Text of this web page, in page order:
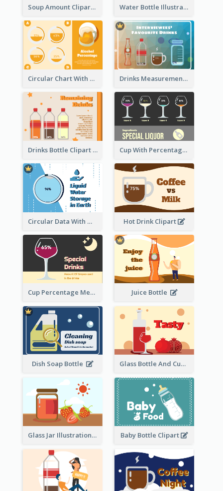
Soup Amount Clipart Water Bottle Illustration
Circular Chart With Comparison Drinks Measurement Illustration
Drinks Bottle Clipart Cup With Percentage Measurement
Circular Data With Water Flow Hot Drink Clipart
Cup Percentage Measurement Juice Bottle
Dish Soap Bottle Glass Bottle And Cup Measurement
Glass Jar Illustration Baby Bottle Clipart